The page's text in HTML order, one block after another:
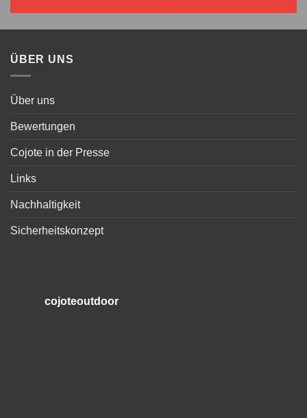
ÜBER UNS
Über uns
Bewertungen
Cojote in der Presse
Links
Nachhaltigkeit
Sicherheitskonzept
cojoteoutdoor